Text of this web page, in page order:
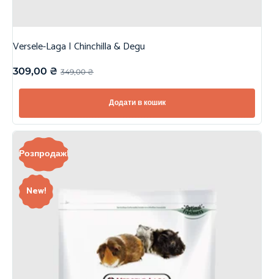
Versele-Laga | Chinchilla & Degu
349,00₴
309,00 ₴
Додати в кошик
New!
Розпродаж!